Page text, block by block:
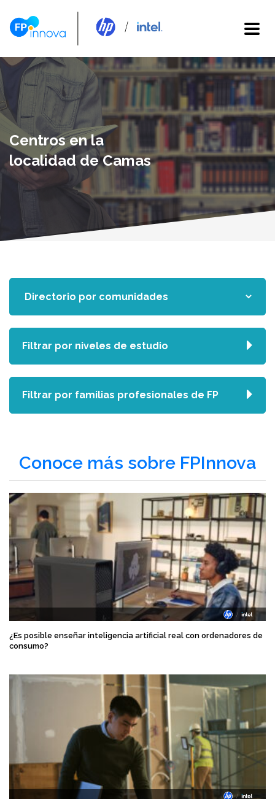
Centros en la
localidad de Camas
Conoce más sobre FPInnova
¿Es posible enseñar inteligencia artificial real con ordenadores de
consumo?
Filtrar por niveles de estudio
Filtrar por familias profesionales de FP